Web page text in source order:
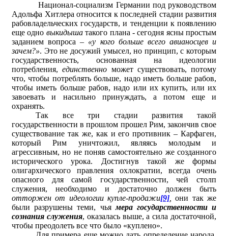
Национал-социализм Германии под руководством
Адольфа Хитлера относится к последней стадии развития
рабовладельческих государств, и тенденции к появлению
еще одно выкидышатакого плана - сегодня ясны простым
заданием вопроса – «у кого больше всего авианосцев и
зачем?». Это не досужий умысел, но принцип, с которым
государственность, основанная на идеологии
потребления,единственно может существовать, потому
что, чтобы потреблять больше, надо иметь больше рабов,
чтобы иметь больше рабов, надо или их купить, или их
завоевать и насильно принуждать, а потом еще и
охранять.
Так все три стадии развития такой
государственности в прошлом прошел Рим, закончив свое
существование так же, как и его противник – Карфаген,
который Рим уничтожил, являясь молодым и
агрессивным, но не поняв самостоятельно же созданного
исторического урока. Достигнув такой же формы
олигархического правления охлократии, всегда очень
опасного для самой государственности, чей столп
служения, необходимо и достаточно должен быть
отторжен от идеологии купле-продажи[9] ,они так же
были разрушены теми, чьямера государственности и
сознания служения, оказалась выше, а сила достаточной,
чтобы преодолеть все что было «куплено».